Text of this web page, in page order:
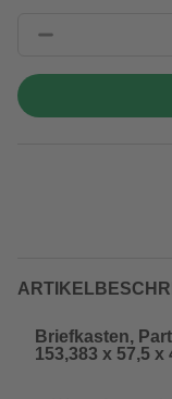
Briefkasten,
153,383 x 57,5 x